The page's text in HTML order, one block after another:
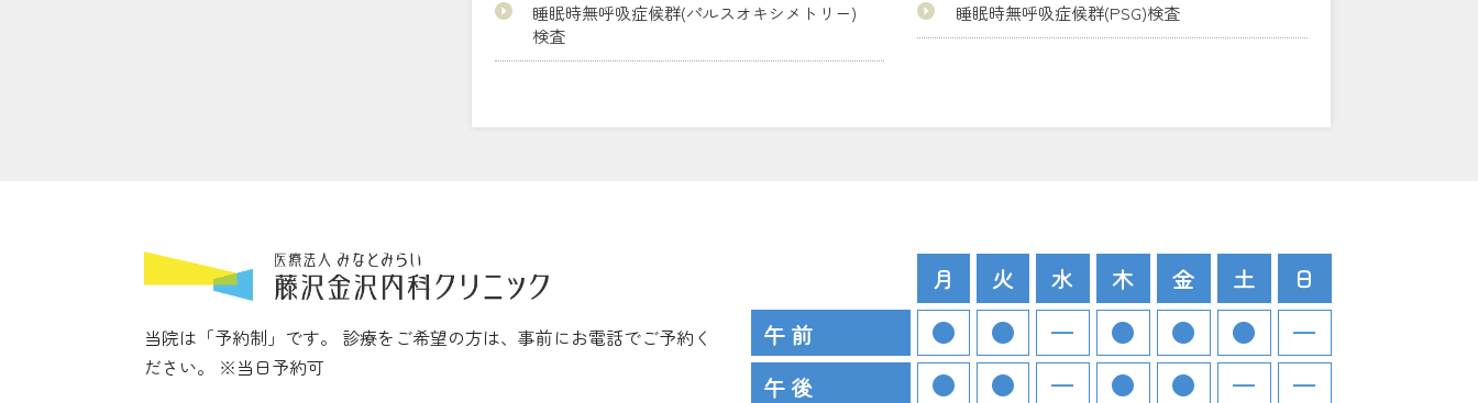
睡眠時無呼吸症候群(パルスオキシメトリー)
検査
睡眠時無呼吸症候群(PSG)検査
当院は「予約制」です。 診療をご希望の方は、事前にお電話でご予約く
ださい。 ※当日予約可
月 火 水 木 金 土
日
午 前
午 後